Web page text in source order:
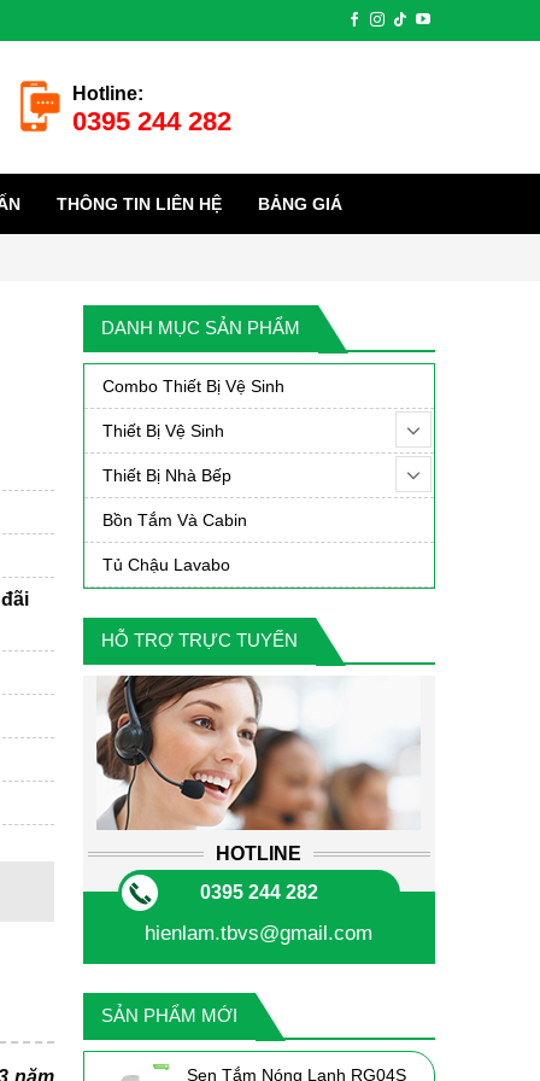
Hotline:
0395 244 282
THÔNG TIN LIÊN HỆ BẢNG GIÁ
DANH MỤC SẢN PHẨM
Combo Thiết Bị Vệ Sinh
Thiết Bị Vệ Sinh
Thiết Bị Nhà Bếp
Bồn Tắm Và Cabin
Tủ Chậu Lavabo
HỖ TRỢ TRỰC TUYẾN
HOTLINE
0395 244 282
hienlam.tbvs@gmail.com
SẢN PHẨM MỚI
Sen Tắm Nóng Lạnh RG04S
năm